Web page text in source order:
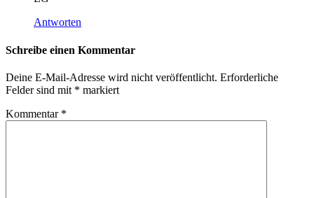
Antworten
Schreibe einen Kommentar
Deine E-Mail-Adresse wird nicht veröffentlicht. Erforderliche
Felder sind mit * markiert
Kommentar *